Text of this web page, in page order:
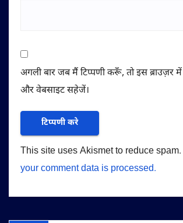
अगली बार जब मैं टिप्पणी करूँ, तो इस ब्राउज़र
और वेबसाइट सहेजें।
This site uses Akismet to reduce spam.
your comment data is processed.